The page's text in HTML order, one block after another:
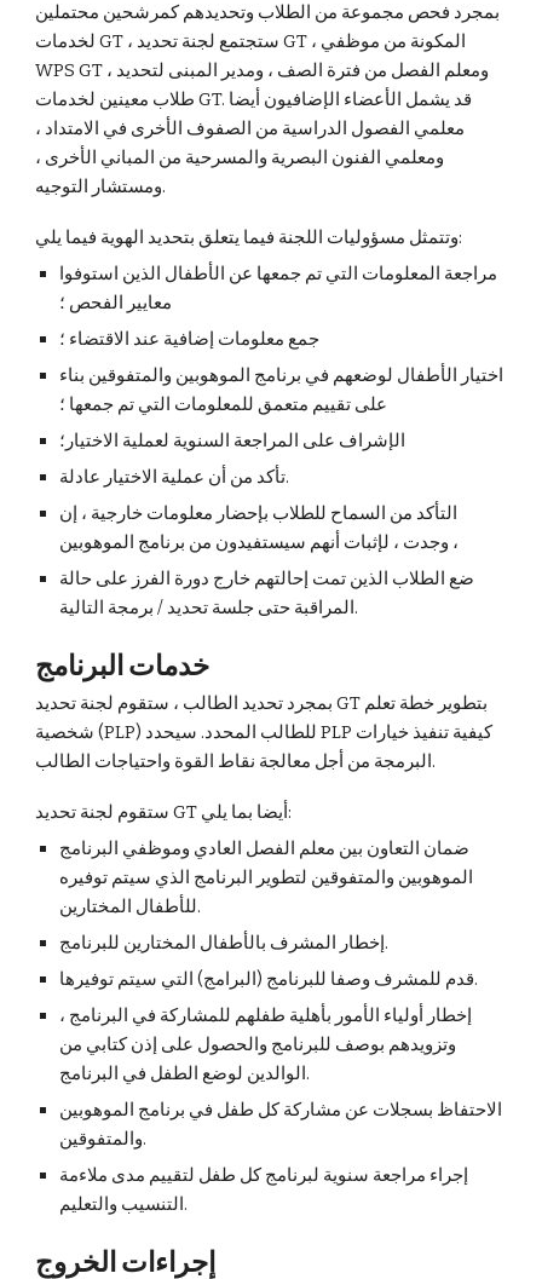
بمجرد فحص مجموعة من الطلاب وتحديدهم كمرشحين محتملين
لخدمات GT ، ستجتمع لجنة تحديد GT ، المكونة من موظفي
WPS GT ، ومعلم الفصل من فترة الصف ، ومدير المبنى لتحديد
طلاب معينين لخدمات GT. قد يشمل الأعضاء الإضافيون أيضا
معلمي الفصول الدراسية من الصفوف الأخرى في الامتداد ،
ومعلمي الفنون البصرية والمسرحية من المباني الأخرى ،
ومستشار التوجيه.
وتتمثل مسؤوليات اللجنة فيما يتعلق بتحديد الهوية فيما يلي:
مراجعة المعلومات التي تم جمعها عن الأطفال الذين استوفوا
اختيار الأطفال لوضعهم في برنامج الموهوبين والمتفوقين بناء
تأكد من أن عملية الاختيار عادلة.
التأكد من السماح للطلاب بإحضار معلومات خارجية ، إن
وجدت ، لإثبات أنهم سيستفيدون من برنامج الموهوبين ،
ضع الطلاب الذين تمت إحالتهم خارج دورة الفرز على حالة
المراقبة حتى جلسة تحديد / برمجة التالية.
بمجرد تحديد الطالب ، ستقوم لجنة تحديد GT بتطوير خطة تعلم
شخصية (PLP) للطالب المحدد. سيحدد PLP كيفية تنفيذ خيارات
البرمجة من أجل معالجة نقاط القوة واحتياجات الطالب.
ستقوم لجنة تحديد GT أيضا بما يلي:
ضمان التعاون بين معلم الفصل العادي وموظفي البرنامج
الموهوبين والمتفوقين لتطوير البرنامج الذي سيتم توفيره
للأطفال المختارين.
إخطار المشرف بالأطفال المختارين للبرنامج.
قدم للمشرف وصفا للبرنامج (البرامج) التي سيتم توفيرها.
إخطار أولياء الأمور بأهلية طفلهم للمشاركة في البرنامج ،
وتزويدهم بوصف للبرنامج والحصول على إذن كتابي من
الوالدين لوضع الطفل في البرنامج.
الاحتفاظ بسجلات عن مشاركة كل طفل في برنامج الموهوبين
والمتفوقين.
إجراء مراجعة سنوية لبرنامج كل طفل لتقييم مدى ملاءمة
التنسيب والتعليم.
إجراءات الخروج